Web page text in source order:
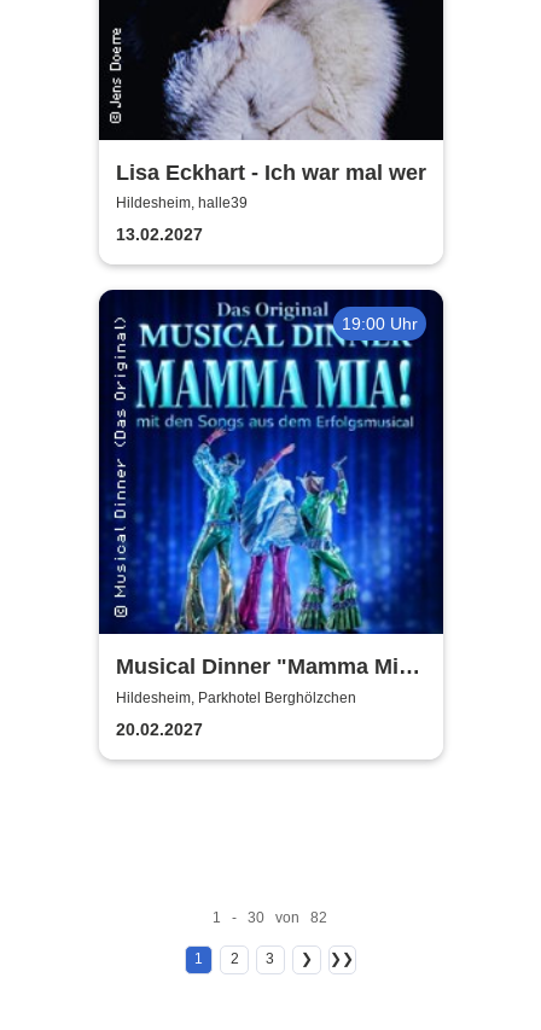
Lisa Eckhart - Ich war mal wer
Hildesheim, halle39
13.02.2027
19:00 Uhr
Musical Dinner "Mamma Mia
Special"
Hildesheim, Parkhotel Berghölzchen
20.02.2027
1 - 30 von 82
1 2 3 ❯ ❯❯